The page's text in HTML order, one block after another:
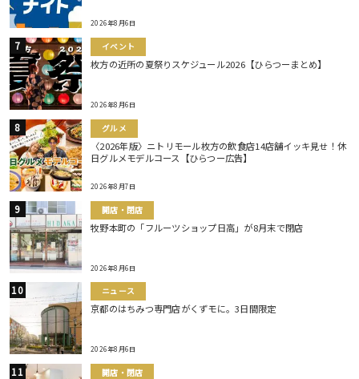
2026年8月6日
イベント
枚方の近所の夏祭りスケジュール2026【ひらつーまとめ】
2026年8月6日
グルメ
〈2026年版〉ニトリモール枚方の飲食店14店舗イッキ見せ！休
日グルメモデルコース【ひらつー広告】
2026年8月7日
開店・閉店
牧野本町の「フルーツショップ日高」が8月末で閉店
2026年8月6日
ニュース
京都のはちみつ専門店がくずモに。3日間限定
2026年8月6日
開店・閉店